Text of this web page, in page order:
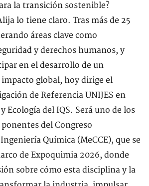
la transición sostenible?
lo tiene claro. Tras más de 25
áreas clave como
y derechos humanos, y
en el desarrollo de un
global, hoy dirige el
de Referencia UNIJES en
Ecología del IQS. Será uno de los
del Congreso
Química (MeCCE), que se
de Expoquimia 2026, donde
sobre cómo esta disciplina y la